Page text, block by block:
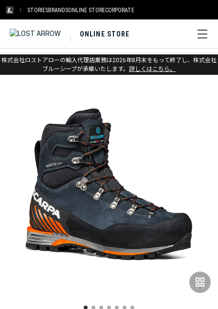
STORIESBRANDSONLINE STORECORPORATE
ONLINE STORE
株式会社ロストアローの輸入代理店業務は2026年8月末をもって終了し、株式会社
ブルーシープが承継いたします。 詳しくはこちら。
ホーム > スカルパ > ウィンター
grid_view